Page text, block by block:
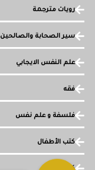
رويات مترجمة
سير الصحابة والصالحين
علم النفس الايجابي
فقه
فلسفة و علم نفس
كتب الأطفال